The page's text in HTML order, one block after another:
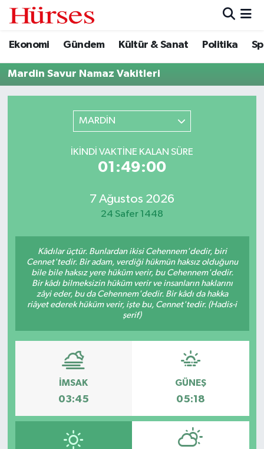
Ekonomi Gündem Kültür & Sanat Politika
Mardin Savur Namaz Vakitleri
MARDİN
İKINDI VAKTINE KALAN SÜRE
01:49:00
7 Ağustos 2026
24 Safer 1448
Kâdılar üçtür. Bunlardan ikisi Cehennem'dedir, biri
Cennet'tedir. Bir adam, verdiği hükmün haksız olduğunu
bile bile haksız yere hüküm verir, bu Cehennem'dedir.
Bir kâdı bilmeksizin hüküm verir ve insanların haklarını
zâyi eder, bu da Cehennem'dedir. Bir kâdı da hakka
riâyet ederek hüküm verir, işte bu, Cennet'tedir. (Hadis-i
şerif)
İMSAK
03:45
GÜNEŞ
05:18
Ekonomi
Gündem
Hava Durumu
Trafik Durumu
Tüm Manşetler
Son Dakika Haberleri